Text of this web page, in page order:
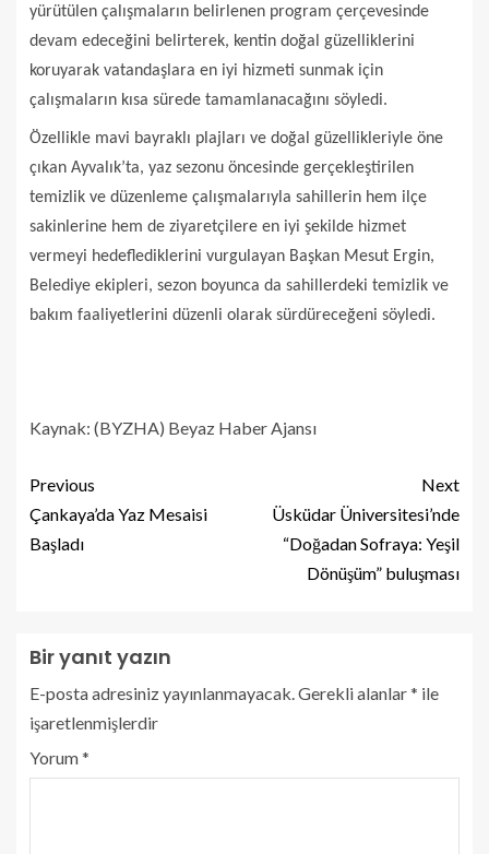
yürütülen çalışmaların belirlenen program çerçevesinde
devam edeceğini belirterek, kentin doğal güzelliklerini
koruyarak vatandaşlara en iyi hizmeti sunmak için
çalışmaların kısa sürede tamamlanacağını söyledi.
Özellikle mavi bayraklı plajları ve doğal güzellikleriyle öne
çıkan Ayvalık’ta, yaz sezonu öncesinde gerçekleştirilen
temizlik ve düzenleme çalışmalarıyla sahillerin hem ilçe
sakinlerine hem de ziyaretçilere en iyi şekilde hizmet
vermeyi hedeflediklerini vurgulayan Başkan Mesut Ergin,
Belediye ekipleri, sezon boyunca da sahillerdeki temizlik ve
bakım faaliyetlerini düzenli olarak sürdüreceğeni söyledi.
Kaynak: (BYZHA) Beyaz Haber Ajansı
Previous
Çankaya’da Yaz Mesaisi
Başladı
Next
Üsküdar Üniversitesi’nde
“Doğadan Sofraya: Yeşil
Dönüşüm” buluşması
Bir yanıt yazın
E-posta adresiniz yayınlanmayacak. Gerekli alanlar* ile
işaretlenmişlerdir
Yorum*